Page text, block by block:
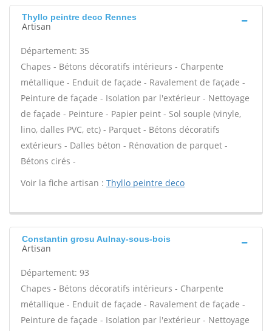
Thyllo peintre deco Rennes
Artisan
Département: 35
Chapes - Bétons décoratifs intérieurs - Charpente
métallique - Enduit de façade - Ravalement de façade -
Peinture de façade - Isolation par l'extérieur - Nettoyage
de façade - Peinture - Papier peint - Sol souple (vinyle,
lino, dalles PVC, etc) - Parquet - Bétons décoratifs
extérieurs - Dalles béton - Rénovation de parquet -
Bétons cirés -
Voir la fiche artisan : Thyllo peintre deco
Constantin grosu Aulnay-sous-bois
Artisan
Département: 93
Chapes - Bétons décoratifs intérieurs - Charpente
métallique - Enduit de façade - Ravalement de façade -
Peinture de façade - Isolation par l'extérieur - Nettoyage